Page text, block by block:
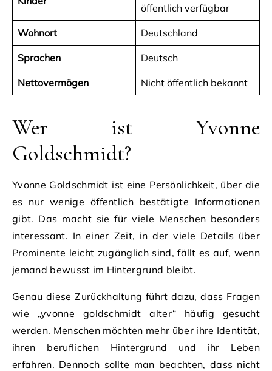
öffentlich verfügbar
Wohnort Deutschland
Sprachen Deutsch
Nettovermögen Nicht öffentlich bekannt
Wer ist Yvonne
Goldschmidt?
Yvonne Goldschmidt ist eine Persönlichkeit, über die
es nur wenige öffentlich bestätigte Informationen
gibt. Das macht sie für viele Menschen besonders
interessant. In einer Zeit, in der viele Details über
Prominente leicht zugänglich sind, fällt es auf, wenn
jemand bewusst im Hintergrund bleibt.
Genau diese Zurückhaltung führt dazu, dass Fragen
wie „yvonne goldschmidt alter“ häufig gesucht
werden. Menschen möchten mehr über ihre Identität,
ihren beruflichen Hintergrund und ihr Leben
erfahren. Dennoch sollte man beachten, dass nicht